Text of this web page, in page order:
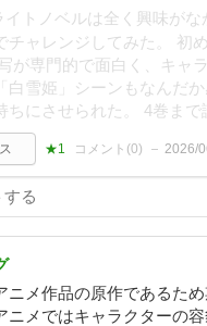
イトノベルは全く興味が
チャレンジしてみた。 初
が専門的で面白く、キャ
白雪姫」シーンもなんだ
ちにさせられた。 4巻ま
★1 コメント(0) 2026/
ニメ作品の原作であるた
ニメではキャラクターの